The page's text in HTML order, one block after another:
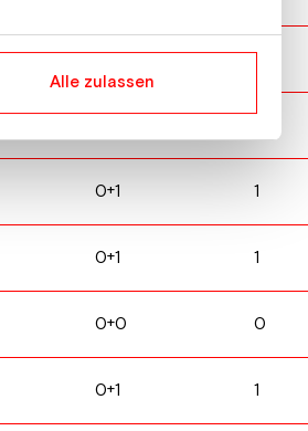
Alle zulassen
0+1 1
0+1 1
0+1 1
0+0 0
0+1 1